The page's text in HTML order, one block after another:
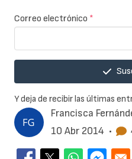
Francisca
10 Abr 2014 •
Correo electrónico *
Y deja de recibir las últimas